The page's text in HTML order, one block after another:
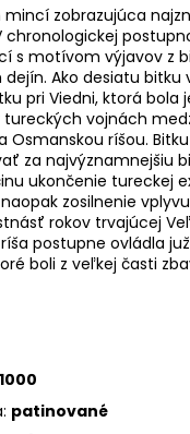
mincí zobrazujúca
chronologickej
s motívom výjavov z
Ako desiatu bitku
pri Viedni, ktorá bola
vojnách
Osmanskou ríšou.
za najvýznamnejšiu
ukončenie tureckej
zosilnenie
rokov trvajúcej
postupne ovládla
boli z veľkej časti
patinované